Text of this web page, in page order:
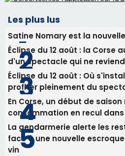
Les plus lus
Satine Nomary est la
Éclipse du 12 août : la Corse
d'un spectacle qui ne
Éclipse du 12 août : Où
profiter pleinement du
En Corse, un début de
consommation en recul
La gendarmerie alerte les
face à une nouvelle
vin